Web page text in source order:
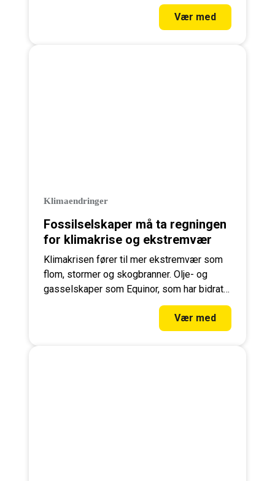
Vær med
Klimaendringer
Fossilselskaper må ta regningen
for klimakrise og ekstremvær
Klimakrisen fører til mer ekstremvær som
flom, stormer og skogbranner. Olje- og
gasselskaper som Equinor, som har bidratt
mest til klimaendringene, bør betale.
Vær med